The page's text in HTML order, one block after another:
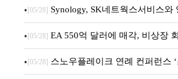
[05/28] Synology, SK네트웍스서비스
[05/28] EA 550억 달러에 매각, 비상장
[05/28] 스노우플레이크 연례 컨퍼런스